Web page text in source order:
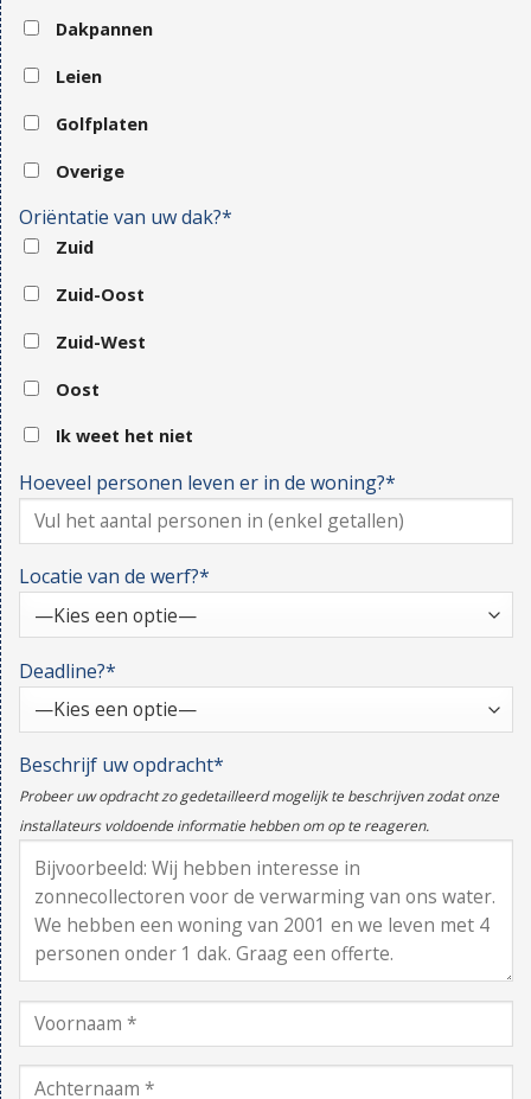
Dakpannen
Leien
Golfplaten
Overige
Oriëntatie van uw dak?*
Zuid
Zuid-Oost
Zuid-West
Oost
Ik weet het niet
Hoeveel personen leven er in de woning?*
Locatie van de werf?*
Deadline?*
Beschrijf uw opdracht*
Probeer uw opdracht zo gedetailleerd mogelijk te beschrijven zodat onze
installateurs voldoende informatie hebben om op te reageren.